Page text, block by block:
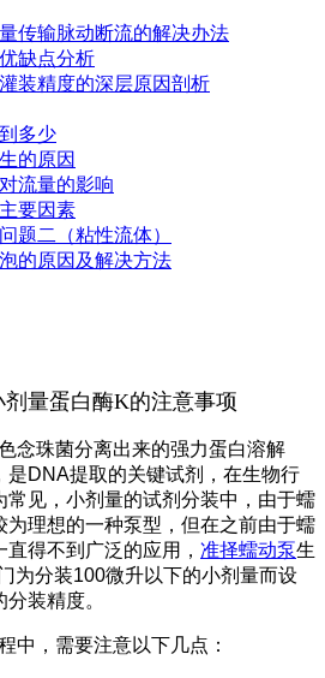
传输脉动断流的解决办法
缺点分析
装精度的深层原因剖析
多少
的原因
流量的影响
要因素
题二（粘性流体）
的原因及解决方法
量蛋白酶K的注意事项
念珠菌分离出来的强力蛋白溶解
是DNA提取的关键试剂，在生物行
常见，小剂量的试剂分装中，由于蠕
为理想的一种泵型，但在之前由于蠕
得不到广泛的应用， 准择蠕动泵生
为分装100微升以下的小剂量而设
装精度。
中，需要注意以下几点：